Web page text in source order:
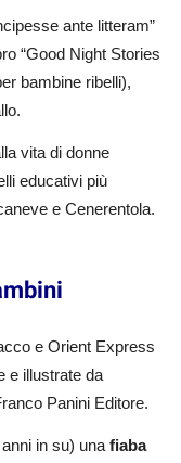
ante litteram”
“Good Night Stories
bambine ribelli),
vita di donne
educativi più
e Cenerentola.
e Orient Express
e illustrate da
Panini Editore.
in su) una fiaba